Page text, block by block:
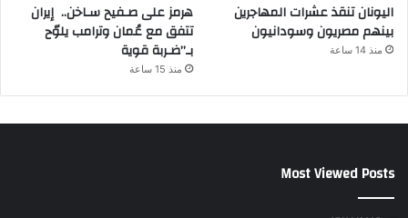
اليونان تنقذ عشرات المهاجرين
بينهم مصريون وسودانيون
منذ 14 ساعة
هرمز على صـفيح سـاخن.. إيران
تتفق مع عُمان وترامب يلوّح
بـ”ضـربة قوية
منذ 15 ساعة
Most Viewed Posts